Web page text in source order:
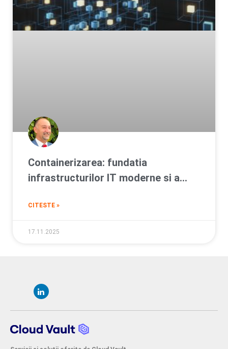
Containerizarea: fundatia
infrastructurilor IT moderne si a
CITESTE »
17.11.2025